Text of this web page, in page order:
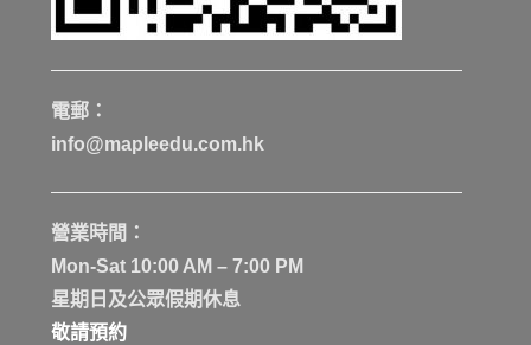
電郵：
info@mapleedu.com.hk
營業時間：
Mon-Sat 10:00 AM – 7:00 PM
星期日及公眾假期休息
敬請預約